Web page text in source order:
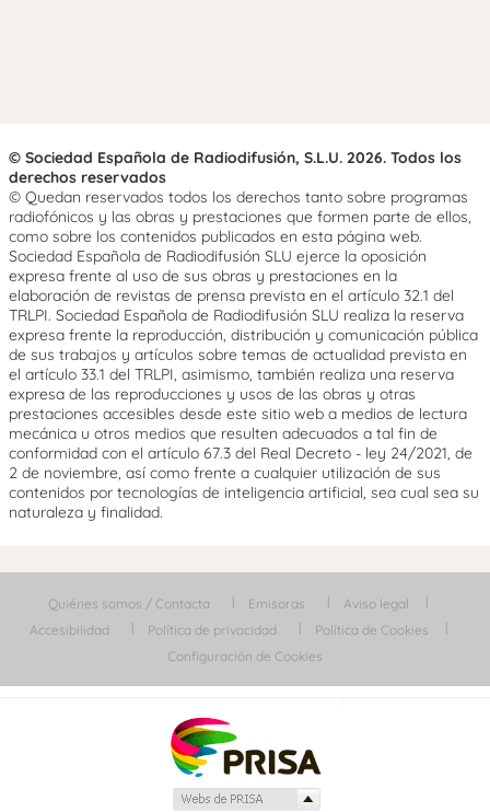
© Sociedad Española de Radiodifusión, S.L.U. 2026. Todos los
derechos reservados
© Quedan reservados todos los derechos tanto sobre programas
radiofónicos y las obras y prestaciones que formen parte de ellos,
como sobre los contenidos publicados en esta página web.
Sociedad Española de Radiodifusión SLU ejerce la oposición
expresa frente al uso de sus obras y prestaciones en la
elaboración de revistas de prensa prevista en el artículo 32.1 del
TRLPI. Sociedad Española de Radiodifusión SLU realiza la reserva
expresa frente la reproducción, distribución y comunicación pública
de sus trabajos y artículos sobre temas de actualidad prevista en
el artículo 33.1 del TRLPI, asimismo, también realiza una reserva
expresa de las reproducciones y usos de las obras y otras
prestaciones accesibles desde este sitio web a medios de lectura
mecánica u otros medios que resulten adecuados a tal fin de
conformidad con el artículo 67.3 del Real Decreto - ley 24/2021, de
2 de noviembre, así como frente a cualquier utilización de sus
contenidos por tecnologías de inteligencia artificial, sea cual sea su
naturaleza y finalidad.
Quiénes somos / Contacta Emisoras
Aviso legal
Accesibilidad
Política de privacidad
Política de Cookies
Configuración de Cookies